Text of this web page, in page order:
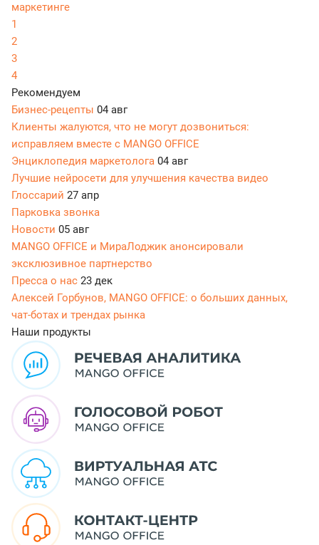
маркетинге
1
2
3
4
Рекомендуем
Бизнес-рецепты 04 авг
Клиенты жалуются, что не могут дозвониться:
исправляем вместе с MANGO OFFICE
Энциклопедия маркетолога 04 авг
Лучшие нейросети для улучшения качества видео
Глоссарий 27 апр
Парковка звонка
Новости 05 авг
MANGO OFFICE и МираЛоджик анонсировали
эксклюзивное партнерство
Пресса о нас 23 дек
Алексей Горбунов, MANGO OFFICE: о больших данных,
чат-ботах и трендах рынка
Наши продукты